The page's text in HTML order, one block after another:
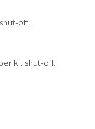
off.
kit shut-off.